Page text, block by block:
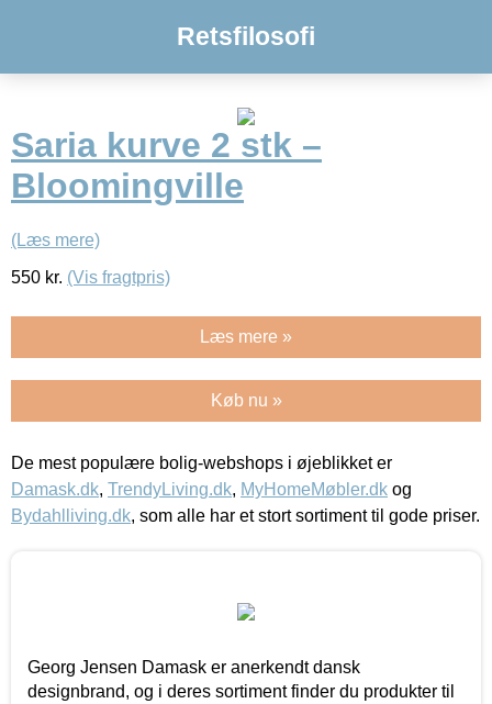
Retsfilosofi
Saria kurve 2 stk –
Bloomingville
(Læs mere)
550 kr. (Vis fragtpris)
Læs mere »
Køb nu »
De mest populære bolig-webshops i øjeblikket er
Damask.dk, TrendyLiving.dk, MyHomeMøbler.dk og
Bydahlliving.dk, som alle har et stort sortiment til gode priser.
Georg Jensen Damask er anerkendt dansk
designbrand, og i deres sortiment finder du produkter til